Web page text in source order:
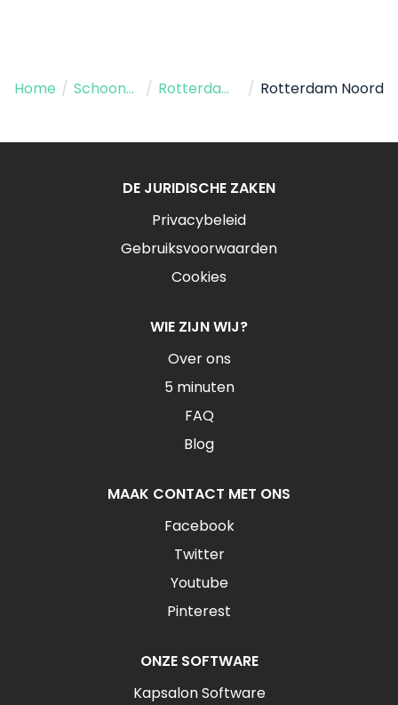
Home / Schoonheidssalon / Rotterdam NY / Rotterdam Noord
DE JURIDISCHE ZAKEN
Privacybeleid
Gebruiksvoorwaarden
Cookies
WIE ZIJN WIJ?
Over ons
5 minuten
FAQ
Blog
MAAK CONTACT MET ONS
Facebook
Twitter
Youtube
Pinterest
ONZE SOFTWARE
Kapsalon Software